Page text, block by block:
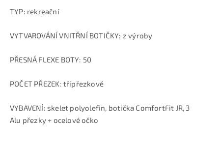
TYP: rekreační
VYTVAROVÁNÍ VNITŘNÍ BOTIČKY: z výroby
PŘESNÁ FLEXE BOTY: 50
POČET PŘEZEK: třípřezkové
VYBAVENÍ: skelet polyolefin, botička ComfortFit JR, 3
Alu přezky + ocelové očko